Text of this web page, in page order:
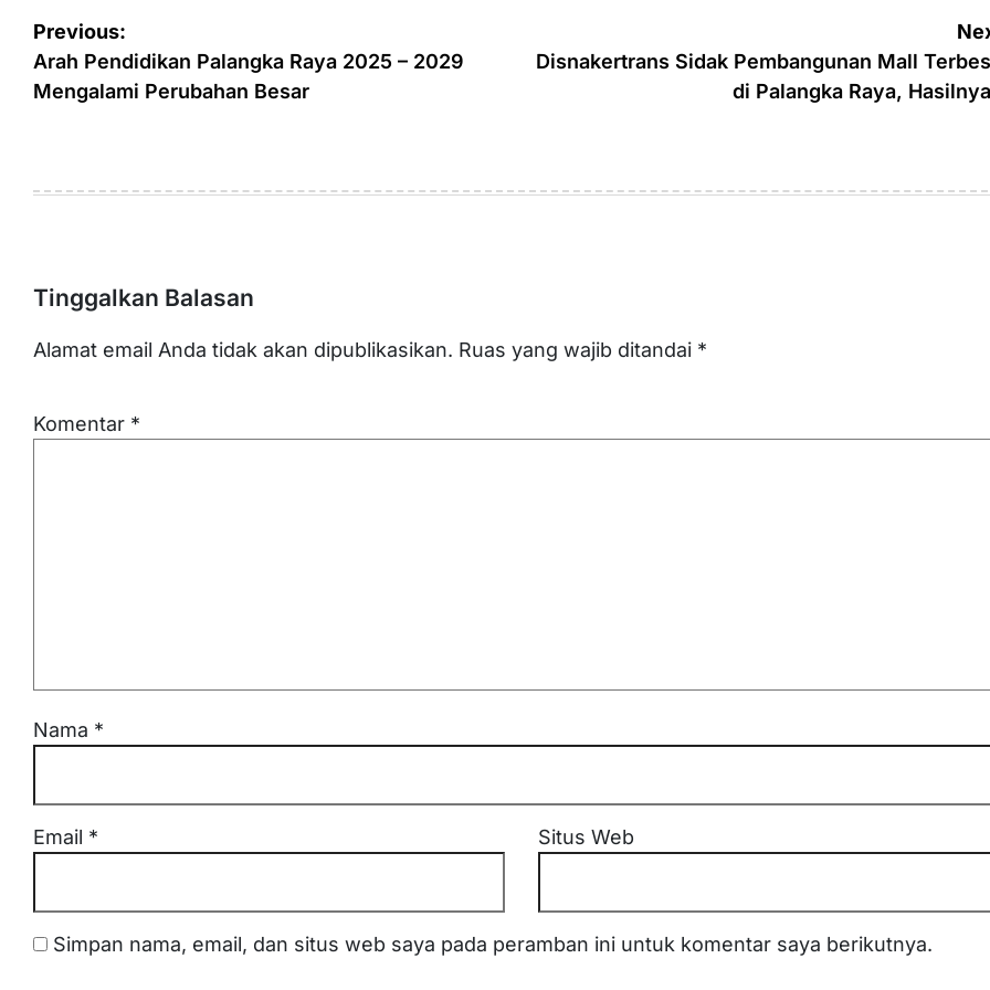
Navigasi
pos
Previous:
Arah Pendidikan Palangka Raya 2025 – 2029
Mengalami Perubahan Besar
Disnakertrans Sidak Pembangunan Mall
di Palangka Raya,
Tinggalkan Balasan
Alamat email Anda tidak akan dipublikasikan. Ruas yang wajib ditandai *
Komentar *
Nama *
Email * Situs Web
Simpan nama, email, dan situs web saya pada peramban ini untuk komentar saya berikutnya.